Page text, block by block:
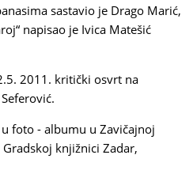
sastavio je Drago Marić,
napisao je Ivica Matešić
2011. kritički osvrt na
foto - albumu u Zavičajnoj
knjižnici Zadar,